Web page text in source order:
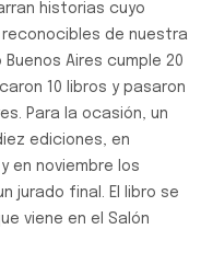
historias cuyo
de nuestra
Aires cumple 20
10 libros y pasaron
Para la ocasión, un
ediciones, en
en noviembre los
jurado final. El libro se
viene en el Salón